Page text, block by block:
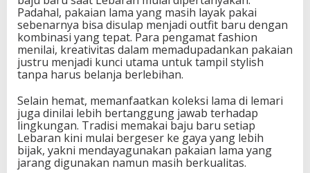
Padahal, pakaian lama yang masih layak pakai
sebenarnya bisa disulap menjadi outfit baru dengan
kombinasi yang tepat. Para pengamat fashion
menilai, kreativitas dalam memadupadankan pakaian
justru menjadi kunci utama untuk tampil stylish
tanpa harus belanja berlebihan.
Selain hemat, memanfaatkan koleksi lama di lemari
juga dinilai lebih bertanggung jawab terhadap
lingkungan. Tradisi memakai baju baru setiap
Lebaran kini mulai bergeser ke gaya yang lebih
bijak, yakni mendayagunakan pakaian lama yang
jarang digunakan namun masih berkualitas.